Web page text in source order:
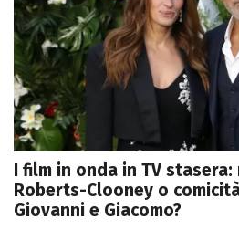
I film in onda in TV
Roberts-Clooney o
Giovanni e Giacomo?